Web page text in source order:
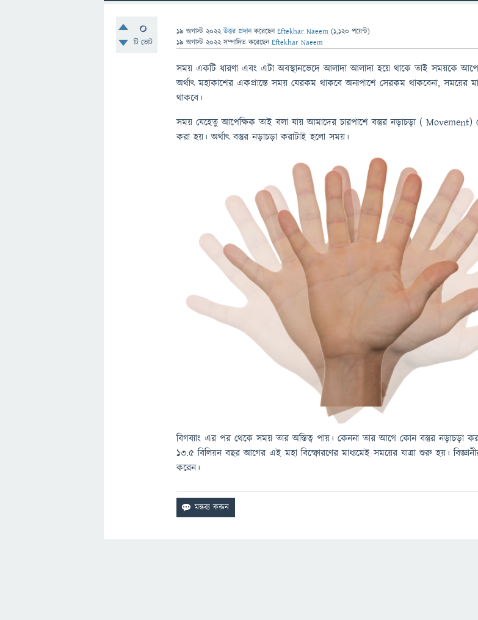
0
টি ভোট
19 অগাস্ট 2022 উত্তর প্রদান করেছেনEftekhar Naeem (1,120 পয়েন্ট)
19 অগাস্ট 2022 সম্পাদিত করেছেনEftekhar Naeem
সময় একটি ধারণা এবং এটা অবস্থানভেদে আলাদা আলাদা হয়ে থাকে তাই সময়কে
অর্থাৎ মহাকাশের একপ্রান্তে সময় যেরকম থাকবে অন্যপাশে সেরকম থাকবেনা, সময়ের
থাকবে।
সময় যেহেতু আপেক্ষিক তাই বলা যায় আমাদের চারপাশে বস্তুর নড়াচড়া ( Movement)
করা হয়। অর্থাৎ বস্তুর নড়াচড়া করাটাই হলো সময়।
বিগব্যাং এর পর থেকে সময় তার অস্তিত্ব পায়। কেননা তার আগে কোন বস্তুর নড়াচড়া
১৩.৫ বিলিয়ন বছর আগের এই মহা বিস্ফোরণের মাধ্যমেই সময়ের যাত্রা শুরু হয়।
করেন।